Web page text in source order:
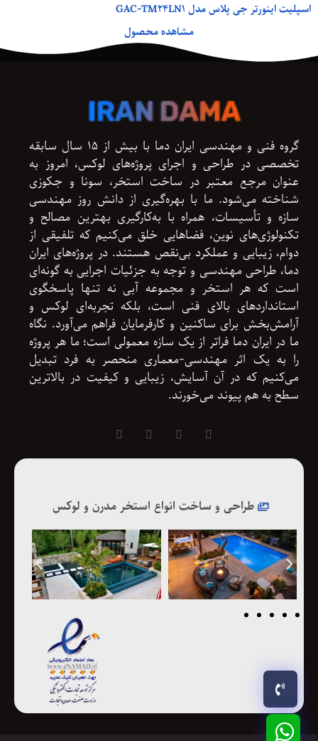
اسپلیت اینورتر جی پلاس مدل GAC-TM24LN1
مشاهده محصول
گروه فنی و مهندسی ایران دما با بیش از ۱۵ سال سابقه
تخصصی در طراحی و اجرای پروژه‌های لوکس، امروز به
عنوان مرجع معتبر در ساخت استخر، سونا و جکوزی
شناخته می‌شود. ما با بهره‌گیری از دانش روز مهندسی
سازه و تأسیسات، همراه با به‌کارگیری بهترین مصالح و
تکنولوژی‌های نوین، فضاهایی خلق می‌کنیم که تلفیقی از
دوام، زیبایی و عملکرد بی‌نقص هستند. در پروژه‌های ایران
دما، طراحی مهندسی و توجه به جزئیات اجرایی به گونه‌ای
است که هر استخر و مجموعه آبی نه تنها پاسخگوی
استانداردهای بالای فنی است، بلکه تجربه‌ای لوکس و
آرامش‌بخش برای ساکنین و کارفرمایان فراهم می‌آورد. نگاه
ما در ایران دما فراتر از یک سازه معمولی است؛ ما هر پروژه
را به یک اثر مهندسی-معماری منحصر به فرد تبدیل
می‌کنیم که در آن آسایش، زیبایی و کیفیت در بالاترین
سطح به هم پیوند می‌خورند.
طراحی و ساخت انواع استخر مدرن و لوکس